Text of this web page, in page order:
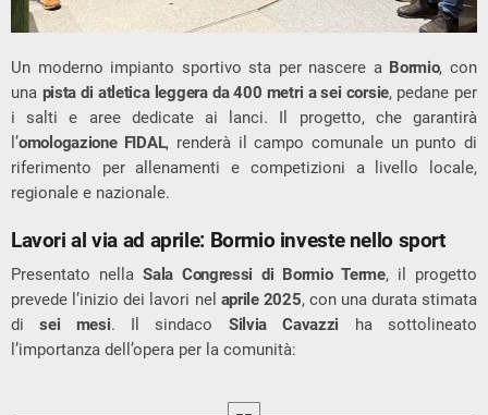
Un moderno impianto sportivo sta per nascere a Bormio, con
una pista di atletica leggera da 400 metri a sei corsie, pedane per
i salti e aree dedicate ai lanci. Il progetto, che garantirà
l’omologazione FIDAL, renderà il campo comunale un punto di
riferimento per allenamenti e competizioni a livello locale,
regionale e nazionale.
Lavori al via ad aprile: Bormio investe nello sport
Presentato nellaSala Congressi di Bormio Terme, il progetto
prevede l’inizio dei lavori nel aprile 2025, con una durata stimata
disei mesi. Il sindaco Silvia Cavazzi ha sottolineato
l’importanza dell’opera per la comunità: